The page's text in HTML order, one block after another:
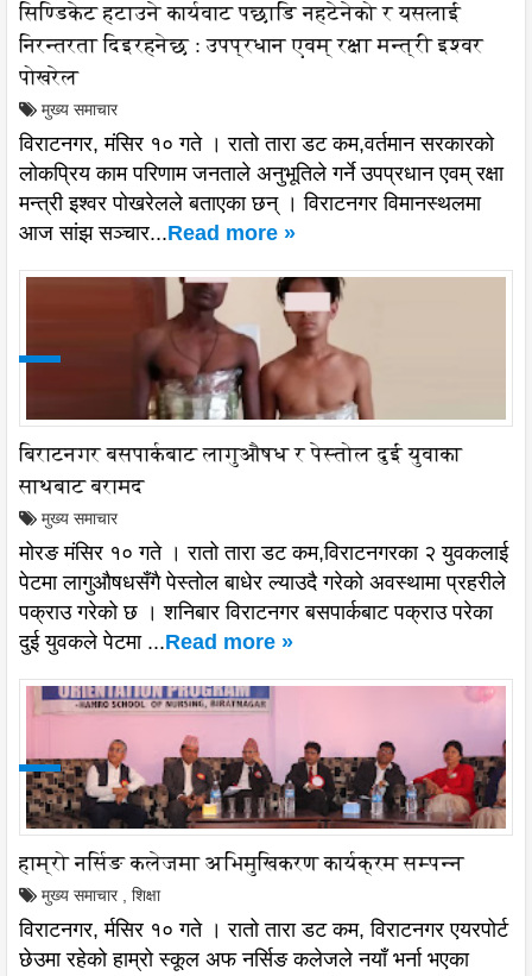
सिण्डिकेट हटाउने कार्यवाट पछाडि नहटेनेको र यसलाई
निरन्तरता दिइरहनेछ : उपप्रधान एवम् रक्षा मन्त्री इश्वर
पोखरेल
मुख्य समाचार
विराटनगर, मंसिर १० गते । रातो तारा डट कम,वर्तमान सरकारको
लोकप्रिय काम परिणाम जनताले अनुभूतिले गर्ने उपप्रधान एवम् रक्षा
मन्त्री इश्वर पोखरेलले बताएका छन् । विराटनगर विमानस्थलमा
आज सांझ सञ्चार...Read more »
बिराटनगर बसपार्कबाट लागुऔषध र पेस्तोल दुई युवाका
साथबाट बरामद
मुख्य समाचार
मोरङ मंसिर १० गते । रातो तारा डट कम,विराटनगरका २ युवकलाई
पेटमा लागुऔषधसँगै पेस्तोल बाधेर ल्याउदै गरेको अवस्थामा प्रहरीले
पक्राउ गरेको छ । शनिबार विराटनगर बसपार्कबाट पक्राउ परेका
दुई युवकले पेटमा ...Read more »
हाम्रो नर्सिङ कलेजमा अभिमुखिकरण कार्यक्रम सम्पन्न
मुख्य समाचार शिक्षा
विराटनगर, र्मसिर १० गते । रातो तारा डट कम, विराटनगर एयरपोर्ट
छेउमा रहेको हाम्रो स्कूल अफ नर्सिङ कलेजले नयाँ भर्ना भएका